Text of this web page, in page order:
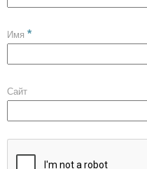
Имя *
Сайт